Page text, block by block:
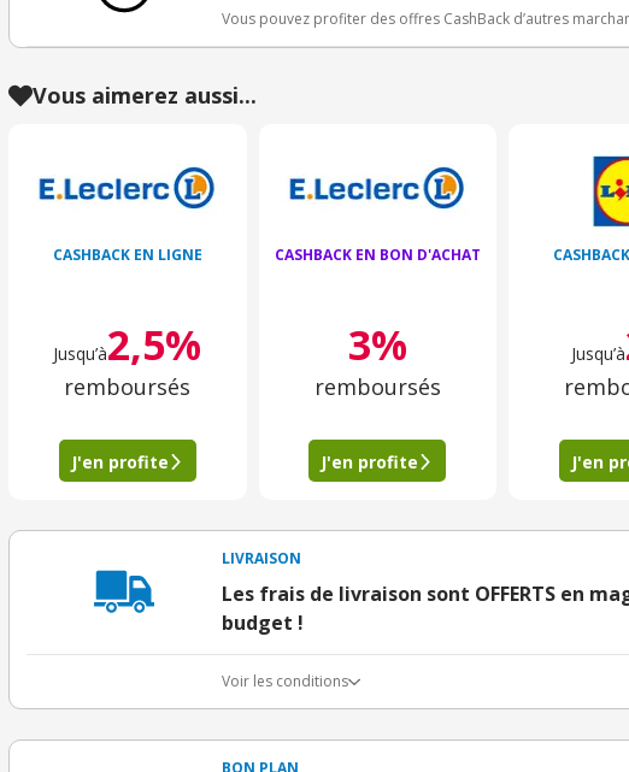
Vous pouvez profiter des offres CashBack d’autres
Vous aimerez aussi...
CASHBACK EN LIGNE
Jusqu’à2,5%
remboursés
J'en profite
CASHBACK EN BON D'ACHAT
3%
remboursés
J'en profite
Jusqu’à
J'en
LIVRAISON
Les frais de livraison sont OFFERTS en
budget !
Voir les conditions
BON PLAN